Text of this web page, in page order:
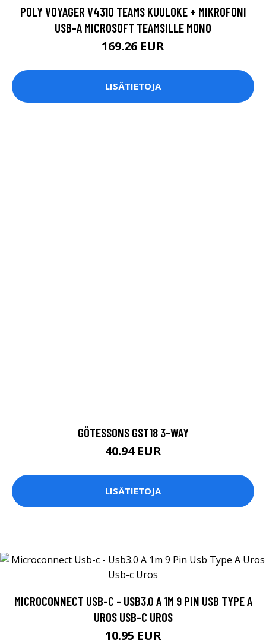
POLY VOYAGER V4310 TEAMS KUULOKE + MIKROFONI
USB-A MICROSOFT TEAMSILLE MONO
169.26 EUR
LISÄTIETOJA
GÖTESSONS GST18 3-WAY
40.94 EUR
LISÄTIETOJA
MICROCONNECT USB-C - USB3.0 A 1M 9 PIN USB TYPE A
UROS USB-C UROS
10.95 EUR